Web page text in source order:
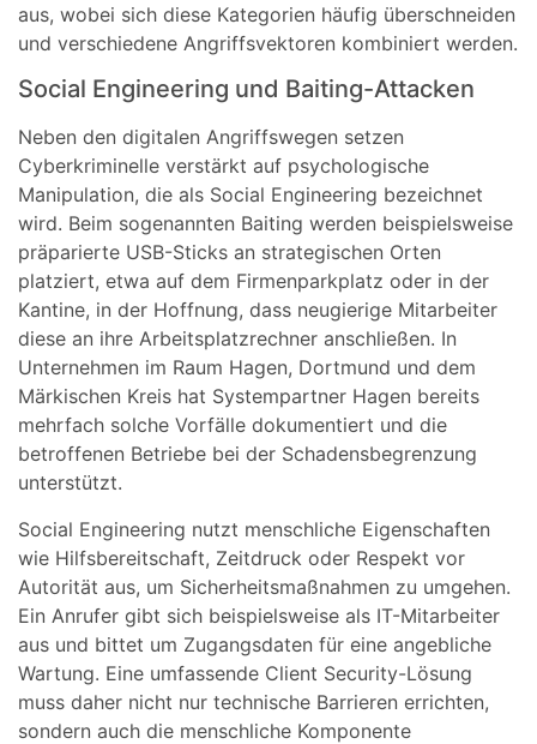
aus, wobei sich diese Kategorien häufig überschneiden
und verschiedene Angriffsvektoren kombiniert werden.
Social Engineering und Baiting-Attacken
Neben den digitalen Angriffswegen setzen
Cyberkriminelle verstärkt auf psychologische
Manipulation, die als Social Engineering bezeichnet
wird. Beim sogenannten Baiting werden beispielsweise
präparierte USB-Sticks an strategischen Orten
platziert, etwa auf dem Firmenparkplatz oder in der
Kantine, in der Hoffnung, dass neugierige Mitarbeiter
diese an ihre Arbeitsplatzrechner anschließen. In
Unternehmen im Raum Hagen, Dortmund und dem
Märkischen Kreis hat Systempartner Hagen bereits
mehrfach solche Vorfälle dokumentiert und die
betroffenen Betriebe bei der Schadensbegrenzung
unterstützt.
Social Engineering nutzt menschliche Eigenschaften
wie Hilfsbereitschaft, Zeitdruck oder Respekt vor
Autorität aus, um Sicherheitsmaßnahmen zu umgehen.
Ein Anrufer gibt sich beispielsweise als IT-Mitarbeiter
aus und bittet um Zugangsdaten für eine angebliche
Wartung. Eine umfassende Client Security-Lösung
muss daher nicht nur technische Barrieren errichten,
sondern auch die menschliche Komponente